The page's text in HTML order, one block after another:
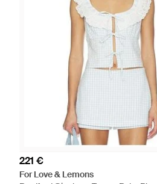
221 €
For Love & Lemons